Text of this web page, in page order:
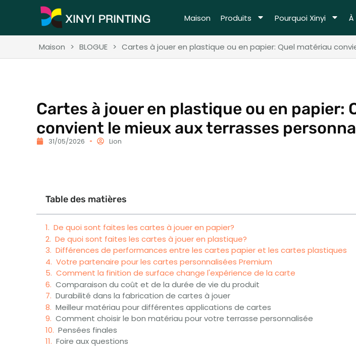
Maison Produits Pourquoi Xinyi
Maison > BLOGUE > Cartes à jouer en plastique ou en papier: Quel matériau
Cartes à jouer en plastique ou en papier:
convient le mieux aux terrasses
31/05/2026 Lion
Table des matières
De quoi sont faites les cartes à jouer en papier?
De quoi sont faites les cartes à jouer en plastique?
Différences de performances entre les cartes papier et les cartes plastiques
Votre partenaire pour les cartes personnalisées Premium
Comment la finition de surface change l'expérience de la carte
Comparaison du coût et de la durée de vie du produit
Durabilité dans la fabrication de cartes à jouer
Meilleur matériau pour différentes applications de cartes
Comment choisir le bon matériau pour votre terrasse personnalisée
Pensées finales
Foire aux questions